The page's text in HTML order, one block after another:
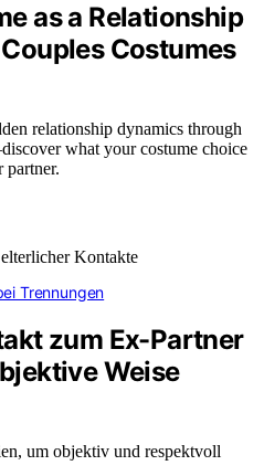
as a Relationship
Costumes
relationship dynamics through
what your costume choice
partner.
Trennungen
zum Ex-Partner
Weise
um objektiv und respektvoll